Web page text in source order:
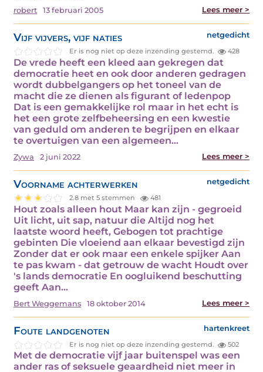
robert 13 februari 2005 Lees meer >
Vijf vijvers, vijf naties netgedicht
Er is nog niet op deze inzending gestemd. 428
De vrede heeft een kleed aan gekregen dat
democratie heet en ook door anderen gedragen
wordt dubbelgangers op het toneel van de
macht die ze dienen als figurant of ledenpop
Dat is een gemakkelijke rol maar in het echt is
het een grote zelfbeheersing en een kwestie
van geduld om anderen te begrijpen en elkaar
te overtuigen van een algemeen…
Zywa 2 juni 2022 Lees meer >
Voorname achterwerken netgedicht
2.8 met 5 stemmen 481
Hout zoals alleen hout Maar kan zijn - gegroeid
Uit licht, uit sap, natuur die Altijd nog het
laatste woord heeft, Gebogen tot prachtige
gebinten Die vloeiend aan elkaar bevestigd zijn
Zonder dat er ook maar een enkele spijker Aan
te pas kwam - dat getrouw de wacht Houdt over
's lands democratie En oogluikend beschutting
geeft Aan…
Bert Weggemans 18 oktober 2014 Lees meer >
Foute landgenoten hartenkreet
Er is nog niet op deze inzending gestemd. 502
Met de democratie vijf jaar buitenspel was een
ander ras of seksuele geaardheid niet meer in